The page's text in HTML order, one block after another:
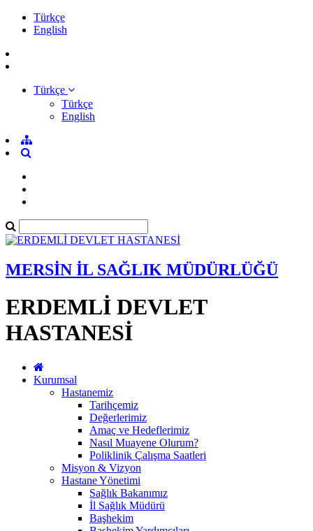
Türkçe
English
Türkçe
Türkçe
English
MERSİN İL SAĞLIK MÜDÜRLÜĞÜ
ERDEMLİ DEVLET
HASTANESİ
Kurumsal
Hastanemiz
Tarihçemiz
Değerlerimiz
Amaç ve Hedeflerimiz
Nasıl Muayene Olurum?
Poliklinik Çalışma Saatleri
Misyon & Vizyon
Hastane Yönetimi
Sağlık Bakanımız
İl Sağlık Müdürü
Başhekim